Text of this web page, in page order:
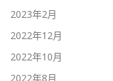
2023年2月
2022年12月
2022年10月
2022年8月